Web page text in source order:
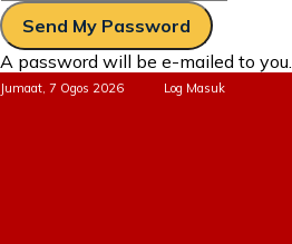
A password will be e-mailed to you.
Jumaat, 7 Ogos 2026 Log Masuk